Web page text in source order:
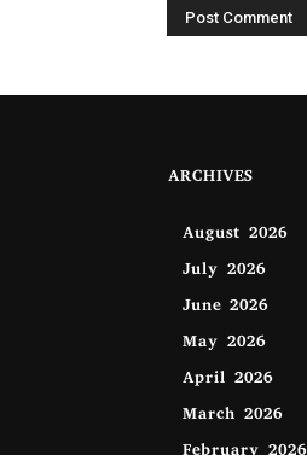
ARCHIVES
August 2026
July 2026
June 2026
May 2026
April 2026
March 2026